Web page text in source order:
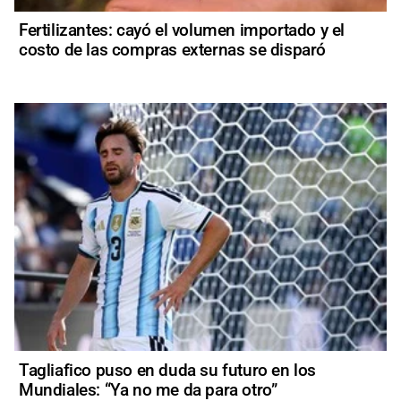
Fertilizantes: cayó el volumen importado y el
costo de las compras externas se disparó
Tagliafico puso en duda su futuro en los
Mundiales: “Ya no me da para otro”